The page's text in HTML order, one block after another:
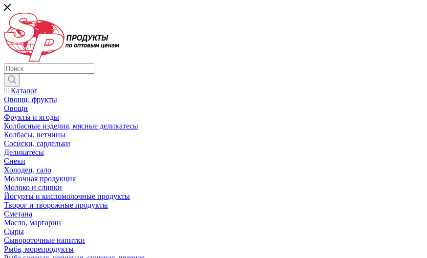
Каталог
Овощи, фрукты
Овощи
Фрукты и ягоды
Колбасные изделия, мясные деликатесы
Колбасы, ветчины
Сосиски, сардельки
Деликатесы
Снеки
Холодец, сало
Молочная продукция
Молоко и сливки
Йогурты и кисломолочные продукты
Творог и творожные продукты
Сметана
Масло, маргарин
Сыры
Сывороточные напитки
Рыба, морепродукты